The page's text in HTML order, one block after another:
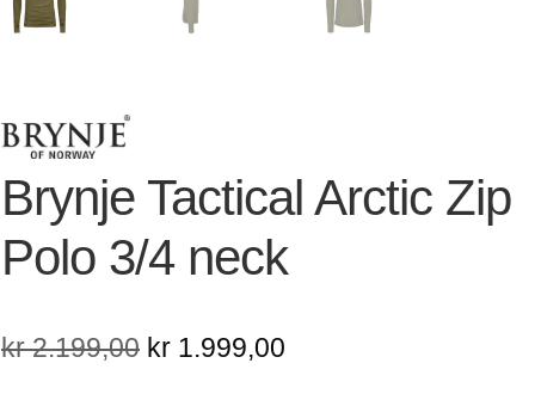
Brynje Tactical Arctic Zip
Polo 3/4 neck
kr2.199,00 Opprinnelig
kr 1.999,00